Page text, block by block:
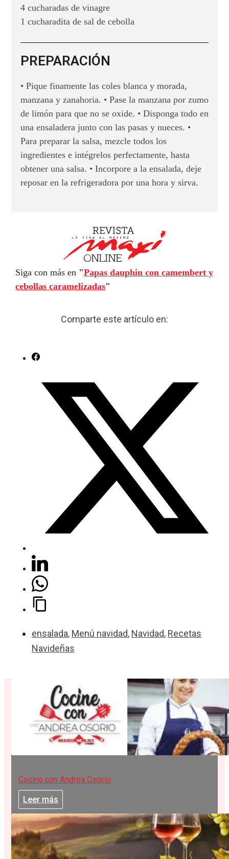
4 cucharadas de vinagre
1 cucharadita de sal de cebolla
PREPARACIÓN
• Pique finamente las coles blanca y morada,
manzana y zanahoria. • Pase la manzana por zumo
de limón para que no se oxide. • Disponga todo en
una ensaladera junto con las pasas y nueces. •
Para preparar la salsa, mezcle todos los
ingredientes e intégrelos perfectamente, hasta
obtener una salsa. • Incorpore a la ensalada, deje
reposar en la refrigeradora por una hora y sirva.
Siga con más en "Papas dauphin con camembert y
cebollas caramelizadas"
Comparte este artículo en:
ensalada, Menú navidad, Navidad, Recetas
Navideñas
Cocine con Andrea Osorio
Leer más